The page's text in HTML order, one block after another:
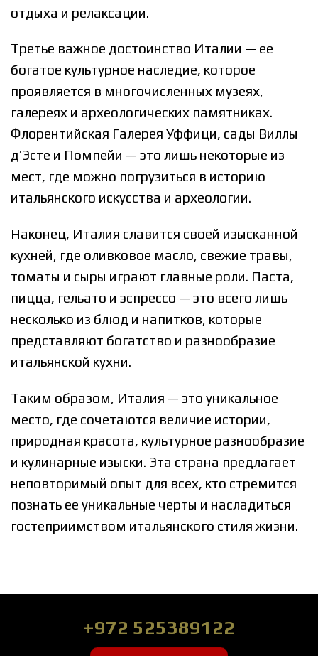
отдыха и релаксации.
Третье важное достоинство Италии — ее
богатое культурное наследие, которое
проявляется в многочисленных музеях,
галереях и археологических памятниках.
Флорентийская Галерея Уффици, сады Виллы
д’Эсте и Помпейи — это лишь некоторые из
мест, где можно погрузиться в историю
итальянского искусства и археологии.
Наконец, Италия славится своей изысканной
кухней, где оливковое масло, свежие травы,
томаты и сыры играют главные роли. Паста,
пицца, гельато и эспрессо — это всего лишь
несколько из блюд и напитков, которые
представляют богатство и разнообразие
итальянской кухни.
Таким образом, Италия — это уникальное
место, где сочетаются величие истории,
природная красота, культурное разнообразие
и кулинарные изыски. Эта страна предлагает
неповторимый опыт для всех, кто стремится
познать ее уникальные черты и насладиться
гостеприимством итальянского стиля жизни.
+972 525389122